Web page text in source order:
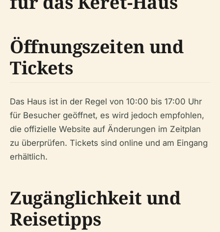
Öffnungszeiten und
Tickets
Das Haus ist in der Regel von 10:00 bis 17:00 Uhr
für Besucher geöffnet, es wird jedoch empfohlen,
die offizielle Website auf Änderungen im Zeitplan
zu überprüfen. Tickets sind online und am Eingang
erhältlich.
Zugänglichkeit und
Reisetipps